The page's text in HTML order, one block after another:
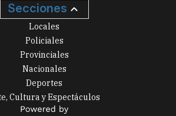
Secciones
Locales
Policiales
Provinciales
Nacionales
Deportes
Cultura y Espectáculos